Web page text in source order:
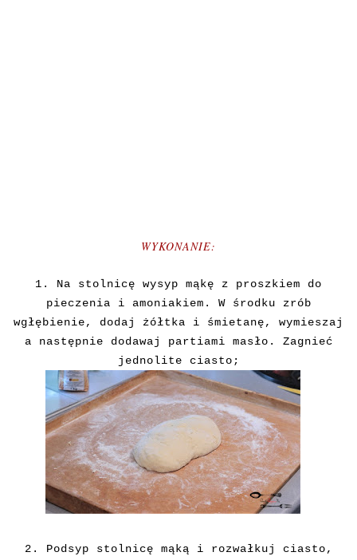
WYKONANIE:
1. Na stolnicę wysyp mąkę z proszkiem do
pieczenia i amoniakiem. W środku zrób
wgłębienie, dodaj żółtka i śmietanę, wymieszaj
a następnie dodawaj partiami masło. Zagnieć
jednolite ciasto;
2. Podsyp stolnicę mąką i rozwałkuj ciasto,